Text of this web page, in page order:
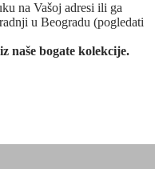
na Vašoj adresi ili ga
u Beogradu (pogledati
iz naše bogate kolekcije.